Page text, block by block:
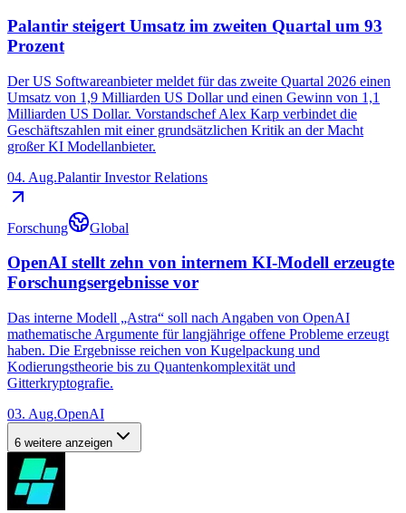
Palantir steigert Umsatz im zweiten Quartal um 93
Prozent
Der US Softwareanbieter meldet für das zweite Quartal 2026 einen
Umsatz von 1,9 Milliarden US Dollar und einen Gewinn von 1,1
Milliarden US Dollar. Vorstandschef Alex Karp verbindet die
Geschäftszahlen mit einer grundsätzlichen Kritik an der Macht
großer KI Modellanbieter.
04. Aug.Palantir Investor Relations
Forschung Global
OpenAI stellt zehn von internem KI-Modell erzeugte
Forschungsergebnisse vor
Das interne Modell „Astra“ soll nach Angaben von OpenAI
mathematische Argumente für langjährige offene Probleme erzeugt
haben. Die Ergebnisse reichen von Kugelpackung und
Kodierungstheorie bis zu Quantenkomplexität und
Gitterkryptografie.
03. Aug.OpenAI
6 weitere anzeigen